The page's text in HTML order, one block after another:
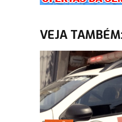
VEJA